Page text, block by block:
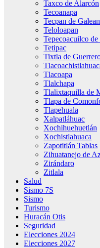
Taxco de Alarcón
Tecoanapa
Tecpan de
Teloloapan
Tepecoacuilco
Tetipac
Tixtla de
Tlacoapa
Tlalchapa
Tlalixtaquilla de
Tlapa de
Tlapehuala
Xalpatláhuac
Xochihuehuetlán
Xochistlahuaca
Zapotitlán Tablas
Zihuatanejo de
Zirándaro
Zitlala
Salud
Sismo 7S
Sismo
Turismo
Huracán Otis
Seguridad
Elecciones 2024
Elecciones 2027